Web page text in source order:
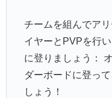
チームを組んでア
イヤーとPVPを行
に登りましょう：
ダーボードに登っ
しょう！